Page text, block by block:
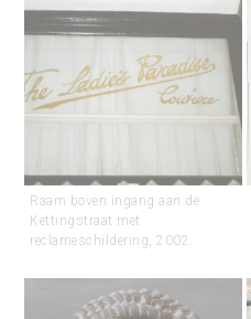
Raam boven ingang aan de
Kettingstraat met
reclameschildering, 2002.